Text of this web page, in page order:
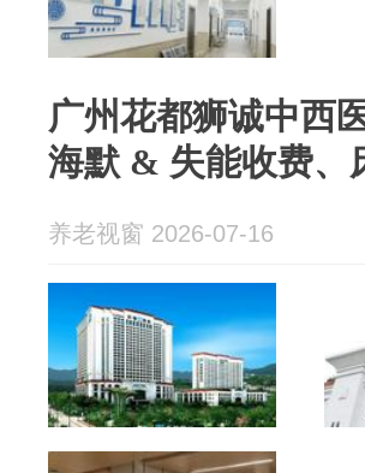
广州花都狮诚中西
海默 & 失能收费、
养老视窗 2026-07-16